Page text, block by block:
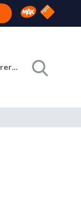
Omroep MAX
NPO
Registreren